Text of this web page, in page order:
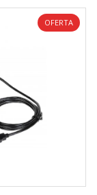
OFERTA